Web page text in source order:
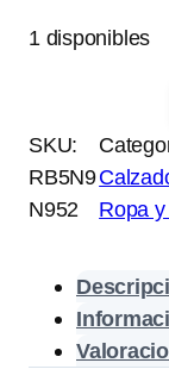
1 disponibles
o
t
a
t
SKU:
RB5N9
N952
Ropa